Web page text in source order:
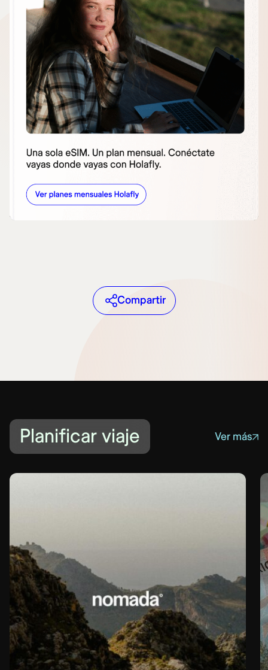
Compartir
Planificar viaje Ver más